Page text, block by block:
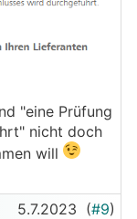
"eine Prüfung
nicht doch
will
5.7.2023 (#9)